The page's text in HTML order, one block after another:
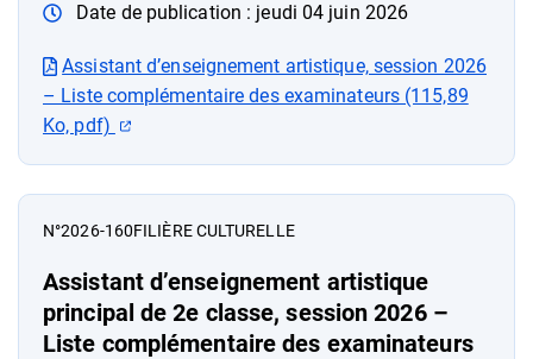
Date de publication : jeudi 04 juin 2026
Assistant d’enseignement artistique, session 2026
– Liste complémentaire des examinateurs (115,89
Ko, pdf)
(ouverture dans un nouvel onglet)
N°2026-160FILIÈRE CULTURELLE
Assistant d’enseignement artistique
principal de 2e classe, session 2026 –
Liste complémentaire des examinateurs